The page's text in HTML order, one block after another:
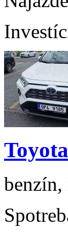
Toyota